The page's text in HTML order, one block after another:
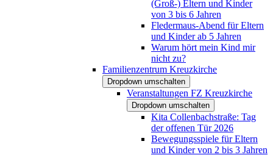
(Groß-) Eltern und Kinder
von 3 bis 6 Jahren
Fledermaus-Abend für Eltern
und Kinder ab 5 Jahren
Warum hört mein Kind mir
nicht zu?
Familienzentrum Kreuzkirche
Dropdown umschalten
Veranstaltungen FZ Kreuzkirche
Dropdown umschalten
Kita Collenbachstraße: Tag
der offenen Tür 2026
Bewegungsspiele für Eltern
und Kinder von 2 bis 3 Jahren